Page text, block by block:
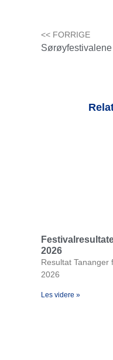
<< FORRIGE
2026
Resultat Tananger
2026
Les videre »